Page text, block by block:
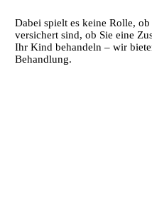
Dabei spielt es keine Rolle,
versichert sind, ob Sie eine
Ihr Kind behandeln – wir
Behandlung.